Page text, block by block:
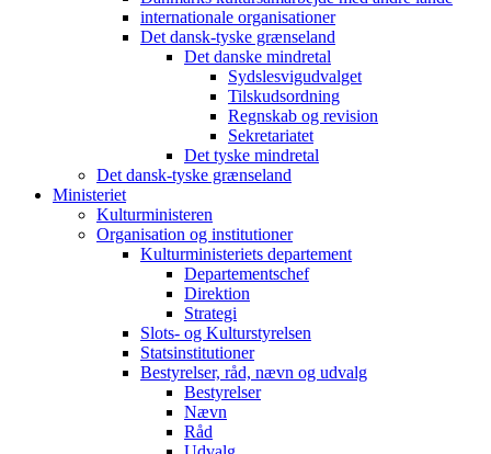
internationale organisationer
Det dansk-tyske grænseland
Det danske mindretal
Sydslesvigudvalget
Tilskudsordning
Regnskab og revision
Sekretariatet
Det tyske mindretal
Det dansk-tyske grænseland
Ministeriet
Kulturministeren
Organisation og institutioner
Kulturministeriets departement
Departementschef
Direktion
Strategi
Slots- og Kulturstyrelsen
Statsinstitutioner
Bestyrelser, råd, nævn og udvalg
Bestyrelser
Nævn
Råd